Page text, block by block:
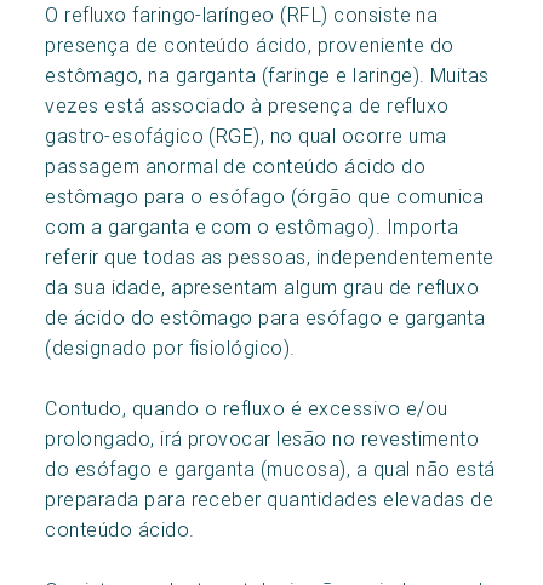
O refluxo faringo-laríngeo (RFL) consiste na
presença de conteúdo ácido, proveniente do
estômago, na garganta (faringe e laringe). Muitas
vezes está associado à presença de refluxo
gastro-esofágico (RGE), no qual ocorre uma
passagem anormal de conteúdo ácido do
estômago para o esófago (órgão que comunica
com a garganta e com o estômago). Importa
referir que todas as pessoas, independentemente
da sua idade, apresentam algum grau de refluxo
de ácido do estômago para esófago e garganta
(designado por fisiológico).
Contudo, quando o refluxo é excessivo e/ou
prolongado, irá provocar lesão no revestimento
do esófago e garganta (mucosa), a qual não está
preparada para receber quantidades elevadas de
conteúdo ácido.